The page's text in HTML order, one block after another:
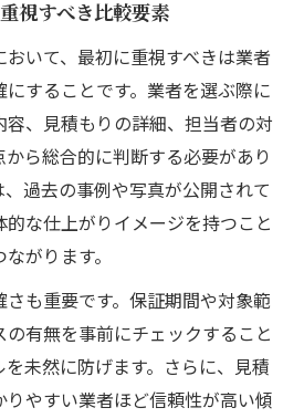
視すべき比較要素
いて、最初に重視すべきは業者
することです。業者を選ぶ際に
、見積もりの詳細、担当者の対
ら総合的に判断する必要があり
過去の事例や写真が公開されて
な仕上がりイメージを持つこと
がります。
も重要です。保証期間や対象範
有無を事前にチェックすること
未然に防げます。さらに、見積
やすい業者ほど信頼性が高い傾